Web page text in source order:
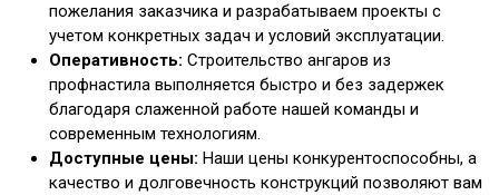
пожелания заказчика и разрабатываем проекты с
учетом конкретных задач и условий эксплуатации.
Оперативность: Строительство ангаров из
профнастила выполняется быстро и без задержек
благодаря слаженной работе нашей команды и
современным технологиям.
Доступные цены: Наши цены конкурентоспособны, а
качество и долговечность конструкций позволяют вам